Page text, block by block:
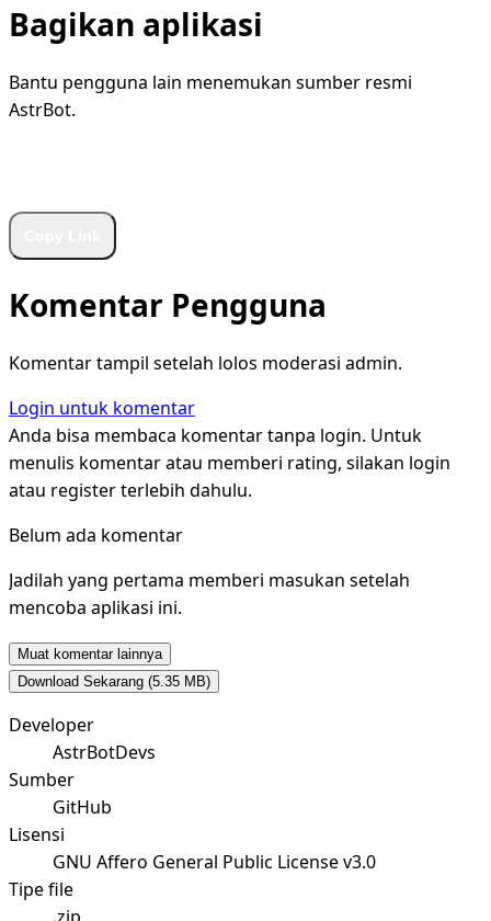
Bagikan aplikasi
Bantu pengguna lain menemukan sumber resmi
AstrBot.
Komentar Pengguna
Komentar tampil setelah lolos moderasi admin.
Login untuk komentar
Anda bisa membaca komentar tanpa login. Untuk
menulis komentar atau memberi rating, silakan login
atau register terlebih dahulu.
Belum ada komentar
Jadilah yang pertama memberi masukan setelah
mencoba aplikasi ini.
Muat komentar lainnya
Download Sekarang (5.35 MB)
Developer
AstrBotDevs
Sumber
GitHub
Lisensi
GNU Affero General Public License v3.0
Tipe file